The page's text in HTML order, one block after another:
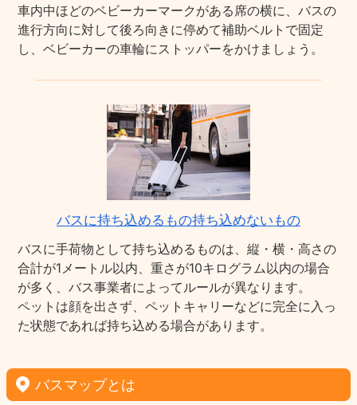
車内中ほどのベビーカーマークがある席の横に、バスの
進行方向に対して後ろ向きに停めて補助ベルトで固定
し、ベビーカーの車輪にストッパーをかけましょう。
バスに持ち込めるもの持ち込めないもの
バスに手荷物として持ち込めるものは、縦・横・高さの
合計が1メートル以内、重さが10キログラム以内の場合
が多く、バス事業者によってルールが異なります。
ペットは顔を出さず、ペットキャリーなどに完全に入っ
た状態であれば持ち込める場合があります。
バスマップとは